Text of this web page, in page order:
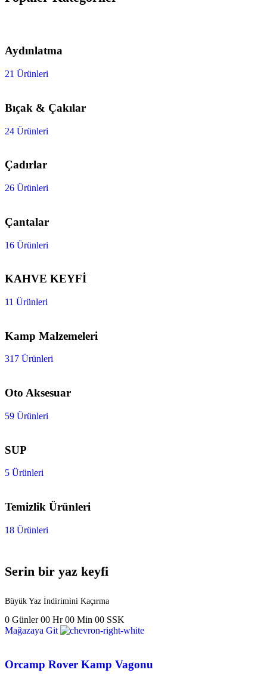
Aydınlatma
21 Ürünleri
Bıçak & Çakılar
24 Ürünleri
Çadırlar
26 Ürünleri
Çantalar
16 Ürünleri
KAHVE KEYFİ
11 Ürünleri
Kamp Malzemeleri
317 Ürünleri
Oto Aksesuar
59 Ürünleri
SUP
5 Ürünleri
Temizlik Ürünleri
18 Ürünleri
Serin bir yaz keyfi
Büyük Yaz İndirimini Kaçırma
0 Günler00 Hr00 Min 00 SSK
Mağazaya Git
Orcamp Rover Kamp Vagonu